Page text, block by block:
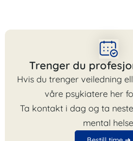
Trenger du
Hvis du trenger veiledning
våre psykiatere her
Ta kontakt i dag og ta
mental